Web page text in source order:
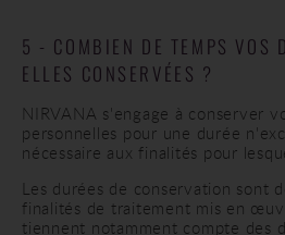
5 - COMBIEN DE TEMPS VOS
ELLES CONSERVÉES ?
NIRVANA s'engage à conserver
personnelles pour une durée
nécessaire aux finalités pour
Les durées de conservation sont
finalités de traitement mis en
tiennent notamment compte des